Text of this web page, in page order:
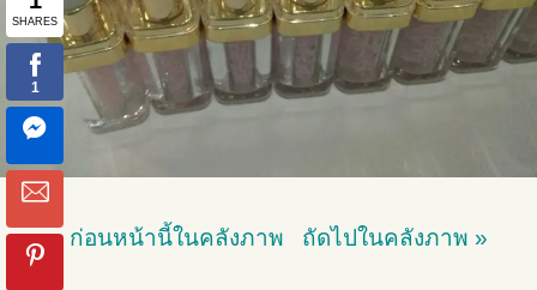
« ก่อนหน้านี้ในคลังภาพ ถัดไปในคลังภาพ »